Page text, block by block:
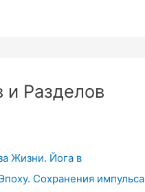
и Разделов
Жизни. Йога в
Сохранения импульса